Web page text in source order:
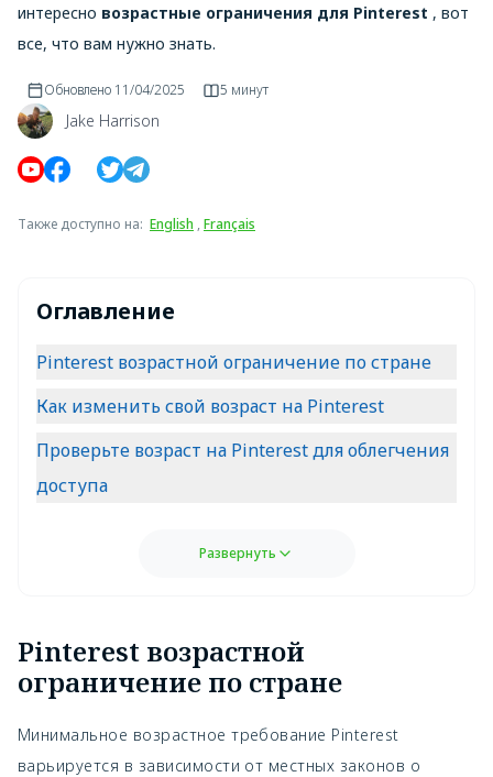
интересно возрастные ограничения для Pinterest , вот
все, что вам нужно знать.
Jake Harrison
Обновлено 11/04/2025 5 минут
Также доступно на: English ,Français
Оглавление
Pinterest возрастной ограничение по стране
Как изменить свой возраст на Pinterest
Проверьте возраст на Pinterest для облегчения
доступа
Развернуть
Pinterest возрастной
ограничение по стране
Минимальное возрастное требование Pinterest
варьируется в зависимости от местных законов о